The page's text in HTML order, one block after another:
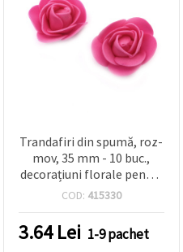
Trandafiri din spumă, roz-
mov, 35 mm - 10 buc.,
decorațiuni florale pentru
hobby, scrapbooking &
COD: 415330
3.64Lei 1-9 pachet